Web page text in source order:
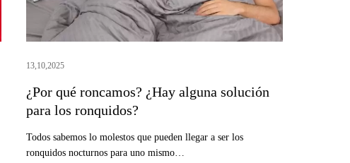
ronquidos?
13,10,2025
¿Por qué roncamos? ¿Hay alguna solución
para los ronquidos?
Todos sabemos lo molestos que pueden llegar a ser los
ronquidos nocturnos para uno mismo…